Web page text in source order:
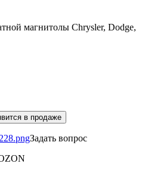
магнитолы Chrysler, Dodge,
Задать вопрос